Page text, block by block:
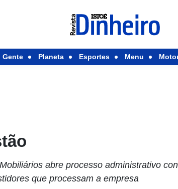
Gente Planeta Esportes Menu
abre processo administrativo
que processam a empresa